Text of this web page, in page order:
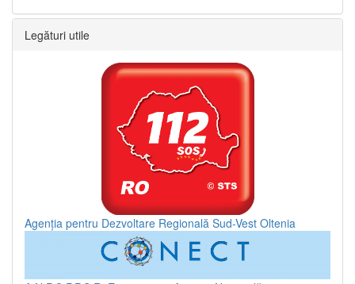
Legături utile
Agenția pentru Dezvoltare Regională Sud-Vest Oltenia